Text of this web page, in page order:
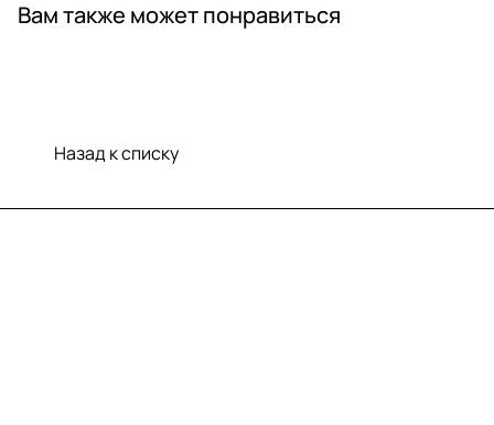
Вам также может понравиться
Назад к списку